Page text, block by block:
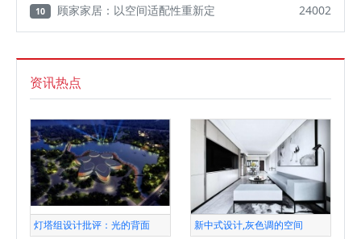
10 顾家家居：以空间适配性重新定 24002
资讯热点
灯塔组设计批评：光的背面 新中式设计,灰色调的空间